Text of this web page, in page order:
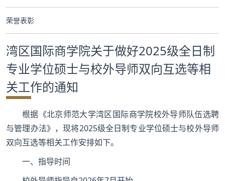
校友服务
人才招聘
荣誉表彰
湾区国际商学院关于做好2025级全日制
专业学位硕士与校外导师双向互选等相
关工作的通知
根据《北京师范大学湾区国际商学院校外导师队伍选聘
与管理办法》，现将2025级全日制专业学位硕士与校外导师
双向互选等相关工作安排如下。
一、指导时间